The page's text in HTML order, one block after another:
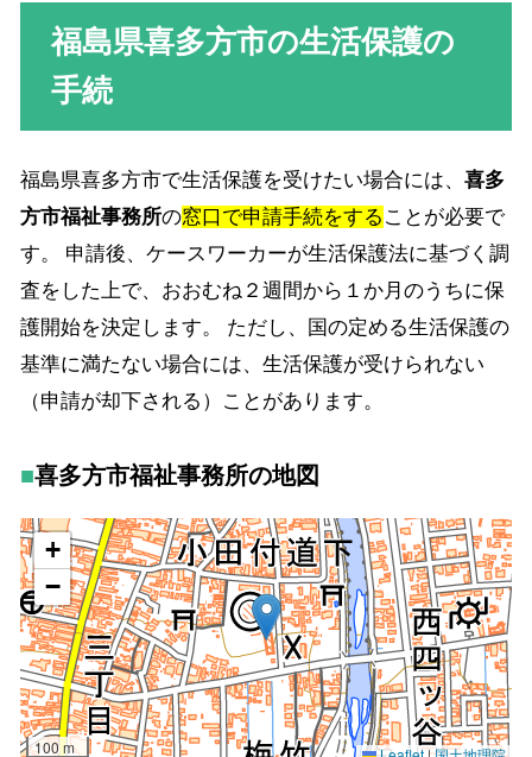
福島県喜多方市の生活保護の
手続
福島県喜多方市で生活保護を受けたい場合には、喜多
方市福祉事務所の窓口で申請手続をする ことが必要で
す。 申請後、ケースワーカーが生活保護法に基づく調
査をした上で、おおむね２週間から１か月のうちに保
護開始を決定します。 ただし、国の定める生活保護の
基準に満たない場合には、生活保護が受けられない
（申請が却下される）ことがあります。
喜多方市福祉事務所の地図